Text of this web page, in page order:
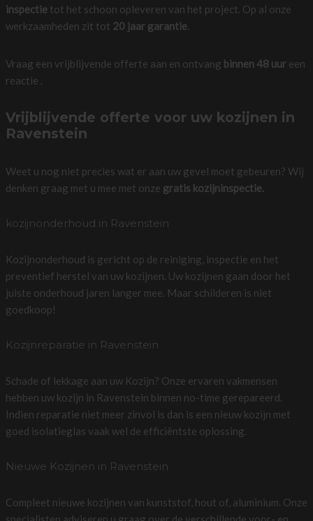
inspectietot het schoon opleveren van het project. Op al onze
werkzaamheden zit tot 20 jaar garantie.
Vraag een vrijblijvende offerte aan en ontvang binnen 48 uureen
reactie .
Vrijblijvende offerte voor uw kozijnen in
Ravenstein
Weet u nog niet precies wat er aan uw gevel moet gebeuren? Wij
denken graag met u mee met onze gratis kozijninspectie.
kozijnonderhoud in Ravenstein
Kozijnonderhoud is gericht op de reiniging, inspectie en het
preventief herstel van uw kozijnen. Uw kozijnen gaan door het
juiste onderhoud jaren langer mee. Maar schilderen is niet
goedkoop!
Kozijnreparatie in Ravenstein
Schade of lekkage aan uw Kozijn? Onze ervaren vakmensen
hebben uw kozijn in Ravenstein binnen no-time gerepareerd.
Indien reparatie niet meer zinvol is dan is een nieuw kozijn met
goed isolatieglas vaak wel de efficiëntste oplossing.
Nieuwe Kozijnen in Ravenstein
Compleet nieuwe kozijnen van kunststof, hout of, aluminium. Onze